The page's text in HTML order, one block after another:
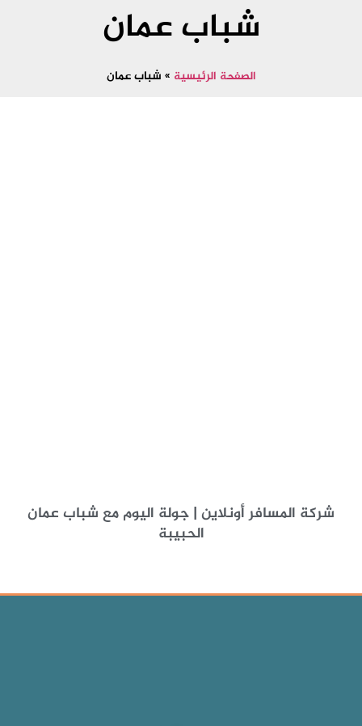
شباب عمان
الصفحة الرئيسية » شباب عمان
شركة المسافر أونلاين | جولة اليوم مع شباب عمان
الحبيبة